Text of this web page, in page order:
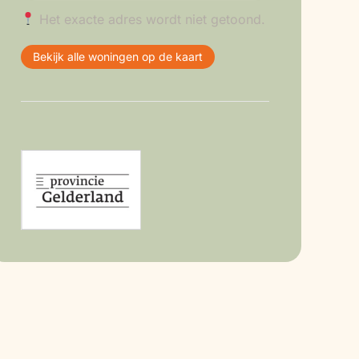
Het exacte adres wordt niet getoond.
Bekijk alle woningen op de kaart